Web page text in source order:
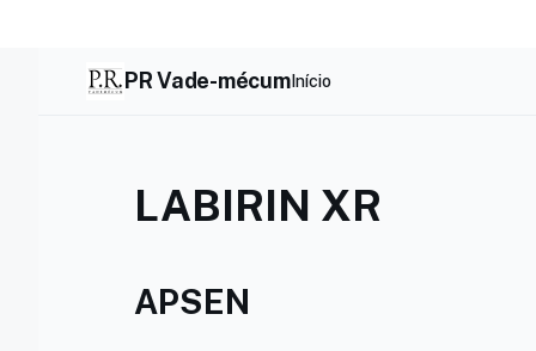
PR Vade-mécumInício
LABIRIN XR
APSEN